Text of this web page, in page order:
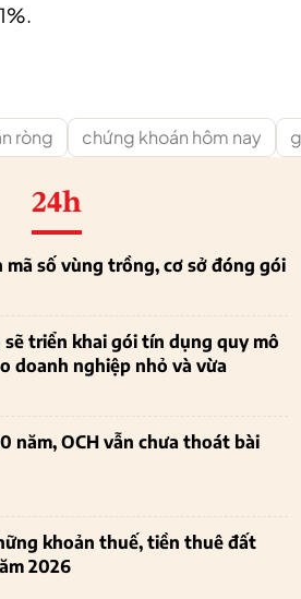
ròng chứng khoán hôm nay
24h
mã số vùng trồng, cơ sở đóng gói
triển khai gói tín dụng quy mô
doanh nghiệp nhỏ và vừa
năm, OCH vẫn chưa thoát bài
khoản thuế, tiền thuê đất
2026